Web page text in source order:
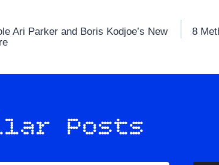
Ari Parker and Boris Kodjoe’s New
8
Posts